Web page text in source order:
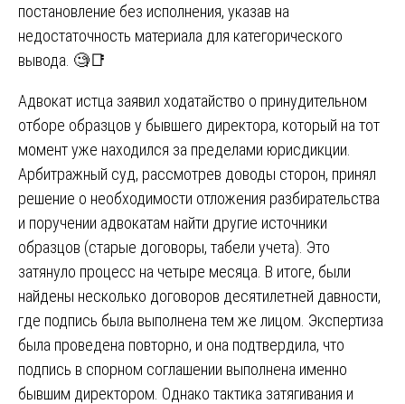
постановление без исполнения, указав на
недостаточность материала для категорического
вывода. 🧐📑
Адвокат истца заявил ходатайство о принудительном
отборе образцов у бывшего директора, который на тот
момент уже находился за пределами юрисдикции.
Арбитражный суд, рассмотрев доводы сторон, принял
решение о необходимости отложения разбирательства
и поручении адвокатам найти другие источники
образцов (старые договоры, табели учета). Это
затянуло процесс на четыре месяца. В итоге, были
найдены несколько договоров десятилетней давности,
где подпись была выполнена тем же лицом. Экспертиза
была проведена повторно, и она подтвердила, что
подпись в спорном соглашении выполнена именно
бывшим директором. Однако тактика затягивания и